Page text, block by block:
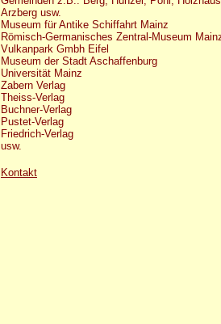
Arzberg usw.
Museum für Antike Schiffahrt Mainz
Römisch-Germanisches Zentral-Museum
Vulkanpark Gmbh Eifel
Museum der Stadt Aschaffenburg
Universität Mainz
Zabern Verlag
Theiss-Verlag
Buchner-Verlag
Pustet-Verlag
Friedrich-Verlag
usw.
Kontakt